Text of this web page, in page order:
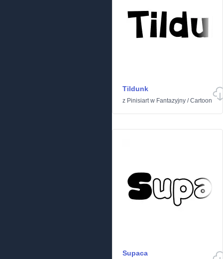
Tildunk
z Pinisiartw Fantazyjny /Cartoon
Supaca